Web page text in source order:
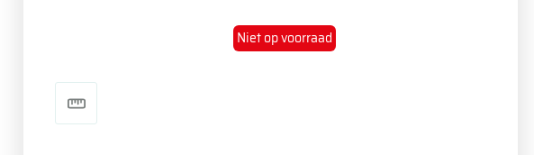
Niet op voorraad